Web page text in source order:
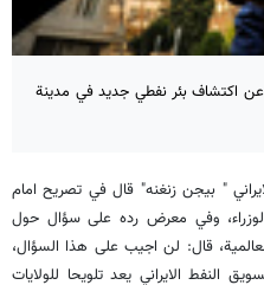
عن اكتشاف بئر نفطي جديد في مدينة
" بيجن زنغنه" قال في تصريح امام
وفي معرض رده على سؤال حول
قال: لن اجيب على هذا السؤال،
النفط الايراني يعد تلويحا للولايات